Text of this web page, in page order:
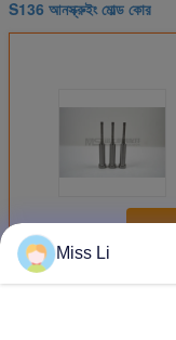
S136 আনস্ক্রুইং মোল্ড কোর
অধিকছাঁচ সন্নিবেশ
Miss Li